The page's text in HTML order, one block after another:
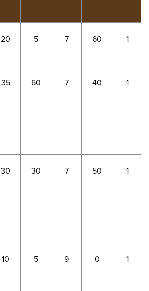
20 5 7 60 1
35 60 7 40 1
30 30 7 50 1
10 5 9 0 1